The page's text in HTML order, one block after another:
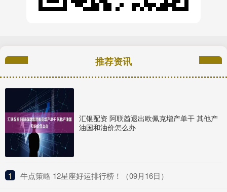
推荐资讯
汇银配资 阿联酋退出欧佩克增产单干 其他产
油国和油价怎么办
1 ​牛点策略 12星座好运排行榜！（09月16日）